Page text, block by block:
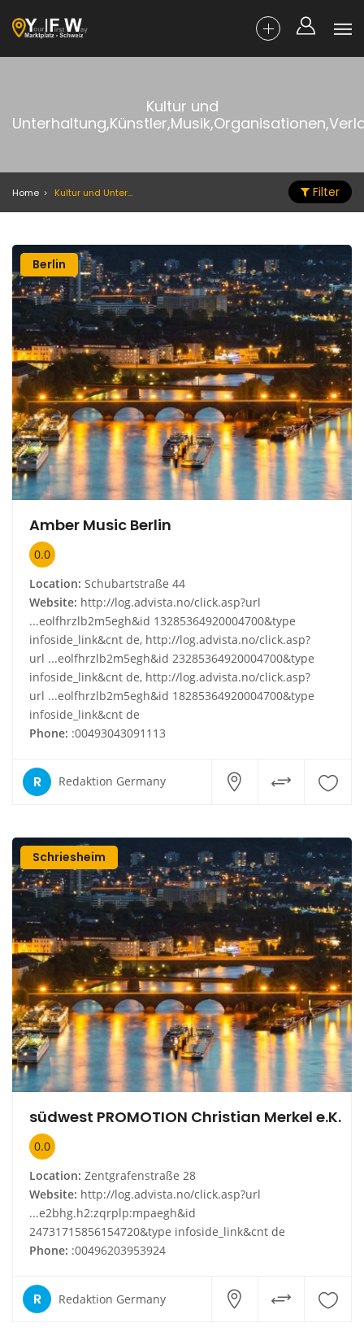
Kultur und
Home Kultur und Unterhaltung,Künstler,Musik,Organisationen,Verlag Filter
Berlin
Amber Music Berlin
0.0
Location: Schubartstraße 44
Website: http://log.advista.no/click.asp?url
...eolfhrzlb2m5egh&id 13285364920004700&type
infoside_link&cnt de, http://log.advista.no/click.asp?
url ...eolfhrzlb2m5egh&id 23285364920004700&type
infoside_link&cnt de, http://log.advista.no/click.asp?
url ...eolfhrzlb2m5egh&id 18285364920004700&type
infoside_link&cnt de
Phone: :00493043091113
R Redaktion Germany
Schriesheim
südwest PROMOTION Christian Merkel e.K.
0.0
Location: Zentgrafenstraße 28
Website: http://log.advista.no/click.asp?url
...e2bhg.h2:zqrplp:mpaegh&id
24731715856154720&type infoside_link&cnt de
Phone: :00496203953924
R Redaktion Germany